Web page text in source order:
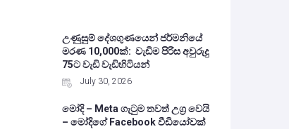
උණුසුම් දේශගුණයෙන් ජර්මනියේ
මරණ 10,000ක්: වැඩිම පිරිස අවුරුදු
75ට වැඩි වැඩිහිටියන්
July 30, 2026
මෝදි – Meta ගැටුම තවත් උග්‍ර වෙයි
– මෝදිගේ Facebook වීඩියෝවක්